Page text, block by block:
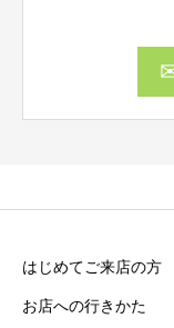
はじめてご来店の方
お店への行きかた